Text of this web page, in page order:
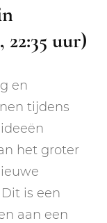
22:35 uur)
en
tijdens
het groter
is een
aan een